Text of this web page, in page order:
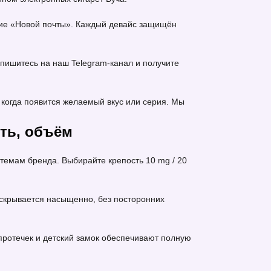
«Новой почты». Каждый девайс защищён
на наш Telegram-канал и получите
появится желаемый вкус или серия. Мы
объём
бренда. Выбирайте крепость 10 mg / 20
насыщенно, без посторонних
и детский замок обеспечивают полную